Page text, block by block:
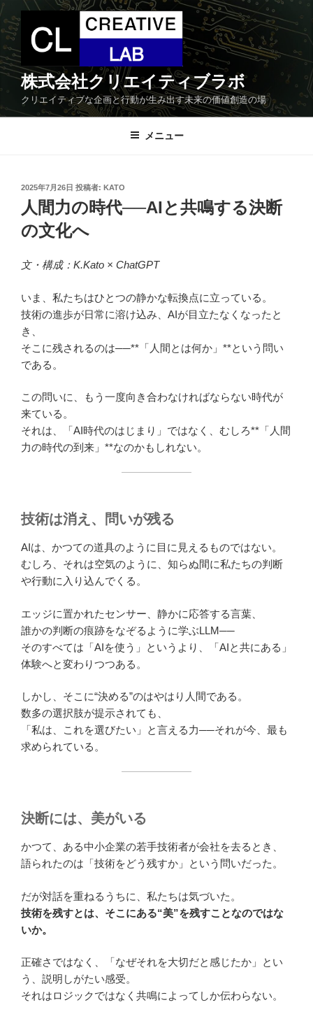
コ
ン
テ
ン
ツ
株式会社クリエイティブラボ
クリエイティブな企画と行動が生み出す未来の価値創造の場
メニュー
投
日:
2025年7月26日 投稿者: KATO
人間力の時代──AIと共鳴する決断
の文化へ
文・構成：K.Kato × ChatGPT
いま、私たちはひとつの静かな転換点に立っている。
技術の進歩が日常に溶け込み、AIが目立たなくなったと
き、
そこに残されるのは──**「人間とは何か」**という問い
である。
この問いに、もう一度向き合わなければならない時代が
来ている。
それは、「AI時代のはじまり」ではなく、むしろ**「人間
力の時代の到来」**なのかもしれない。
技術は消え、問いが残る
AIは、かつての道具のように目に見えるものではない。
むしろ、それは空気のように、知らぬ間に私たちの判断
や行動に入り込んでくる。
エッジに置かれたセンサー、静かに応答する言葉、
誰かの判断の痕跡をなぞるように学ぶLLM──
そのすべては「AIを使う」というより、「AIと共にある」
体験へと変わりつつある。
しかし、そこに“決める”のはやはり人間である。
数多の選択肢が提示されても、
「私は、これを選びたい」と言える力──それが今、最も
求められている。
決断には、美がいる
かつて、ある中小企業の若手技術者が会社を去るとき、
語られたのは「技術をどう残すか」という問いだった。
だが対話を重ねるうちに、私たちは気づいた。
技術を残すとは、そこにある“美”を残すことなのではな
いか。
正確さではなく、「なぜそれを大切だと感じたか」とい
う、説明しがたい感受。
それはロジックではなく共鳴によってしか伝わらない。